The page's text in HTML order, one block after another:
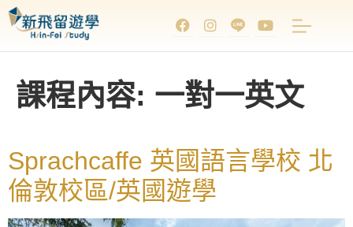
課程內容: 一對一英文
Sprachcaffe 英國語言學校 北
倫敦校區/英國遊學